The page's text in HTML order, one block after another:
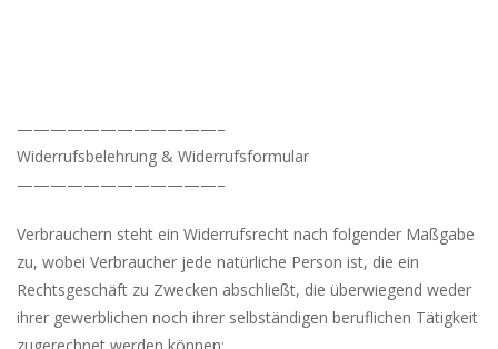
————————————–
Widerrufsbelehrung & Widerrufsformular
————————————–
Verbrauchern steht ein Widerrufsrecht nach folgender Maßgabe
zu, wobei Verbraucher jede natürliche Person ist, die ein
Rechtsgeschäft zu Zwecken abschließt, die überwiegend weder
ihrer gewerblichen noch ihrer selbständigen beruflichen Tätigkeit